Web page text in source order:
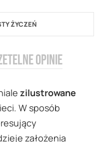
ŻYCZEŃ
zilustrowane
W sposób
założenia
opinie